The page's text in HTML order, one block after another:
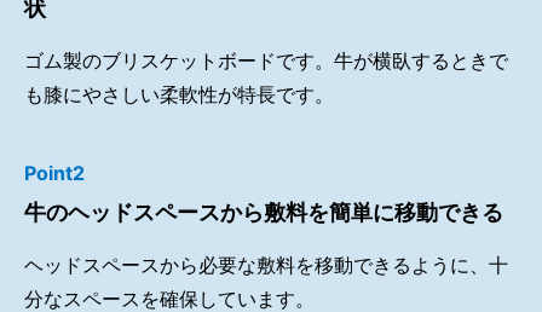
状
ゴム製のブリスケットボードです。牛が横臥するときで
も膝にやさしい柔軟性が特長です。
Point2
牛のヘッドスペースから敷料を簡単に移動できる
ヘッドスペースから必要な敷料を移動できるように、十
分なスペースを確保しています。